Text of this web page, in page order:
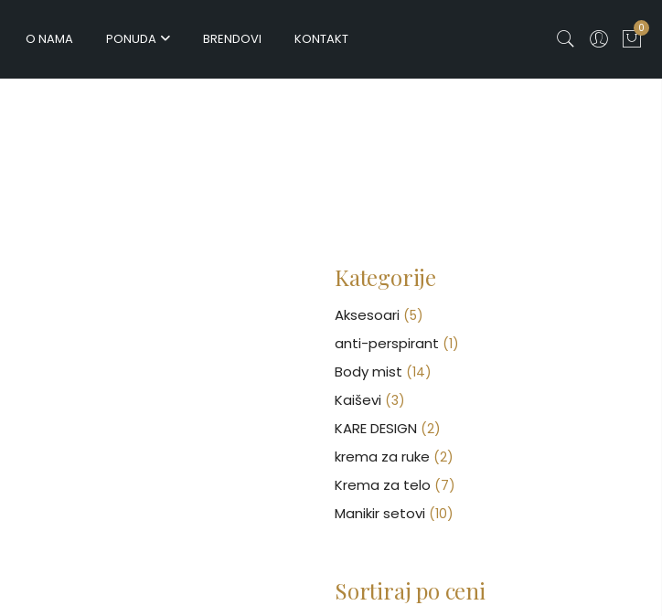
O NAMA PONUDA BRENDOVI KONTAKT
0
Kategorije
Aksesoari (5)
anti-perspirant (1)
Body mist (14)
Kaiševi (3)
KARE DESIGN (2)
krema za ruke (2)
Krema za telo (7)
Manikir setovi (10)
Nega lica (88)
Sortiraj po ceni